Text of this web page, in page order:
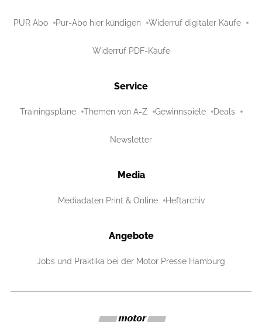
PUR Abo Pur-Abo hier kündigen Widerruf digitaler Käufe
Widerruf PDF-Käufe
Service
Trainingspläne Themen von A-Z Gewinnspiele Deals
Newsletter
Media
Mediadaten Print & Online Heftarchiv
Angebote
Jobs und Praktika bei der Motor Presse Hamburg